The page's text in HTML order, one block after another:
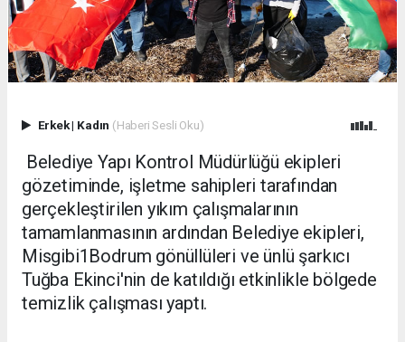
Erkek| Kadın (Haberi Sesli Oku)
Belediye Yapı Kontrol Müdürlüğü ekipleri
gözetiminde, işletme sahipleri tarafından
gerçekleştirilen yıkım çalışmalarının
tamamlanmasının ardından Belediye ekipleri,
Misgibi1Bodrum gönüllüleri ve ünlü şarkıcı
Tuğba Ekinci'nin de katıldığı etkinlikle bölgede
temizlik çalışması yaptı.